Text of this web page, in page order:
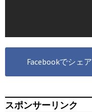
Facebookでシェア
スポンサーリンク